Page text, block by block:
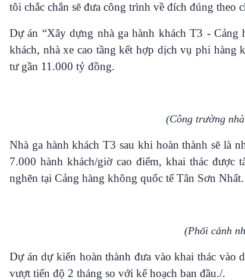
tôi chắc chắn sẽ đưa công trình về đích đúng
Dự án “Xây dựng nhà ga hành khách T3 -
khách, nhà xe cao tầng kết hợp dịch vụ phi hàng
tư gần 11.000 tỷ đồng.
(Công trường
Nhà ga hành khách T3 sau khi hoàn thành sẽ là
7.000 hành khách/giờ cao điểm, khai thác được
nghẽn tại Cảng hàng không quốc tế Tân Sơn Nhất.
(Phối cảnh
Dự án dự kiến hoàn thành đưa vào khai thác
vượt tiến độ 2 tháng so với kế hoạch ban đầu./.